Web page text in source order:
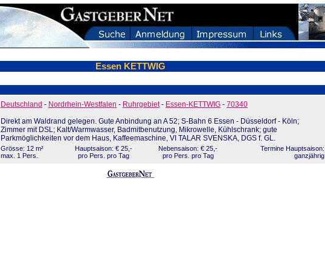
Essen KETTWIG
Deutschland - Nordrhein-Westfalen - Ruhrgebiet- Essen-KETTWIG - 70340
Direkt am Waldrand gelegen. Gute Anbindung an A 52; S-Bahn 6 Essen - Düsseldorf - Köln;
Zimmer mit DSL; Kalt/Warmwasser, Badmitbenutzung, Mikrowelle, Kühlschrank; gute
Parkmöglichkeiten vor dem Haus, Kaffeemaschine, VI TALAR SVENSKA, DGS f. GL.
Grösse: 12 m²
max. 1 Pers.
Hauptsaison: € 25,-
pro Pers. pro Tag
Nebensaison: € 25,-
pro Pers. pro Tag
Termine Hauptsaison:
ganzjährig